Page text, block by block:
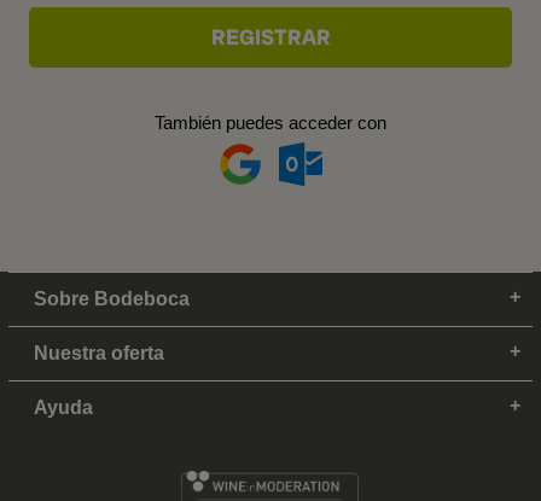
También puedes acceder con
Sobre Bodeboca
Nuestra oferta
Ayuda